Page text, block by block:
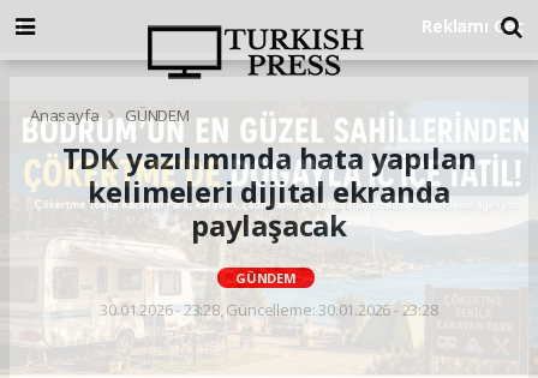
Anasayfa GÜNDEM
TDK yazılımında hata yapılan
kelimeleri dijital ekranda
paylaşacak
GÜNDEM
30.01.2026 - 23:28, Güncelleme: 30.01.2026 - 23:28